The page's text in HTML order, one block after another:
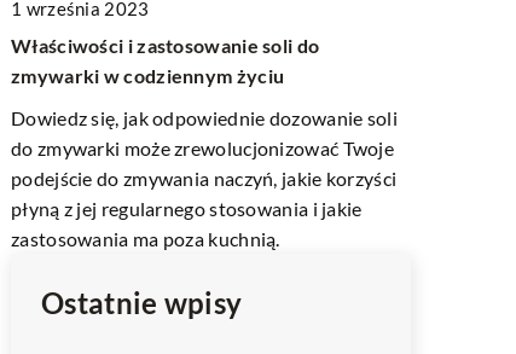
1 września 2023
Właściwości i zastosowanie soli do
zmywarki w codziennym życiu
Dowiedz się, jak odpowiednie dozowanie soli
do zmywarki może zrewolucjonizować Twoje
podejście do zmywania naczyń, jakie korzyści
płyną z jej regularnego stosowania i jakie
zastosowania ma poza kuchnią.
Ostatnie wpisy